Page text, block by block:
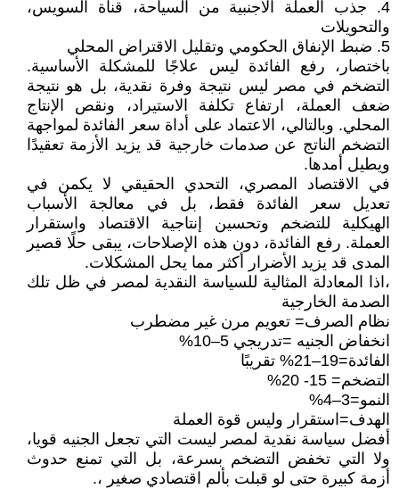
4. جذب العملة الأجنبية من السياحة، قناة السويس،
والتحويلات
5. ضبط الإنفاق الحكومي وتقليل الاقتراض المحلي
باختصار، رفع الفائدة ليس علاجًا للمشكلة الأساسية.
التضخم في مصر ليس نتيجة وفرة نقدية، بل هو نتيجة
ضعف العملة، ارتفاع تكلفة الاستيراد، ونقص الإنتاج
المحلي. وبالتالي، الاعتماد على أداة سعر الفائدة لمواجهة
التضخم الناتج عن صدمات خارجية قد يزيد الأزمة تعقيدًا
ويطيل أمدها.
في الاقتصاد المصري، التحدي الحقيقي لا يكمن في
تعديل سعر الفائدة فقط، بل في معالجة الأسباب
الهيكلية للتضخم وتحسين إنتاجية الاقتصاد واستقرار
العملة. رفع الفائدة، دون هذه الإصلاحات، يبقى حلًا قصير
المدى قد يزيد الأضرار أكثر مما يحل المشكلات.
،اذا المعادلة المثالية للسياسة النقدية لمصر في ظل تلك
الصدمة الخارجية
نظام الصرف= تعويم مرن غير مضطرب
انخفاض الجنيه =تدريجي 5–10%
الفائدة=19–21% تقريبًا
التضخم= 15- 20%
النمو=3–4%
الهدف=استقرار وليس قوة العملة
أفضل سياسة نقدية لمصر ليست التي تجعل الجنيه قويا،
ولا التي تخفض التضخم بسرعة، بل التي تمنع حدوث
أزمة كبيرة حتى لو قبلت بألم اقتصادي صغير ،.